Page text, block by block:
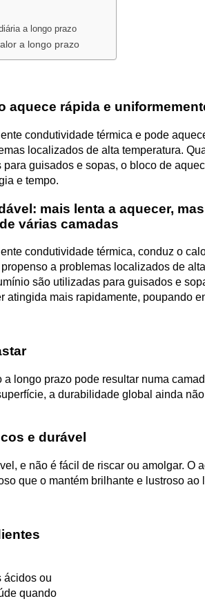
a longo prazo
a longo prazo
aquece rápida e
condutividade térmica e pode
localizados de alta temperatura.
guisados e sopas, o bloco de
e tempo.
mais lenta a aquecer,
várias camadas
condutividade térmica, conduz o
a problemas localizados de
são utilizadas para guisados e
atingida mais rapidamente, poupando
longo prazo pode resultar numa
a durabilidade global ainda
e durável
e não é fácil de riscar ou amolgar. O
que o mantém brilhante e lustroso ao
ácidos ou
quando